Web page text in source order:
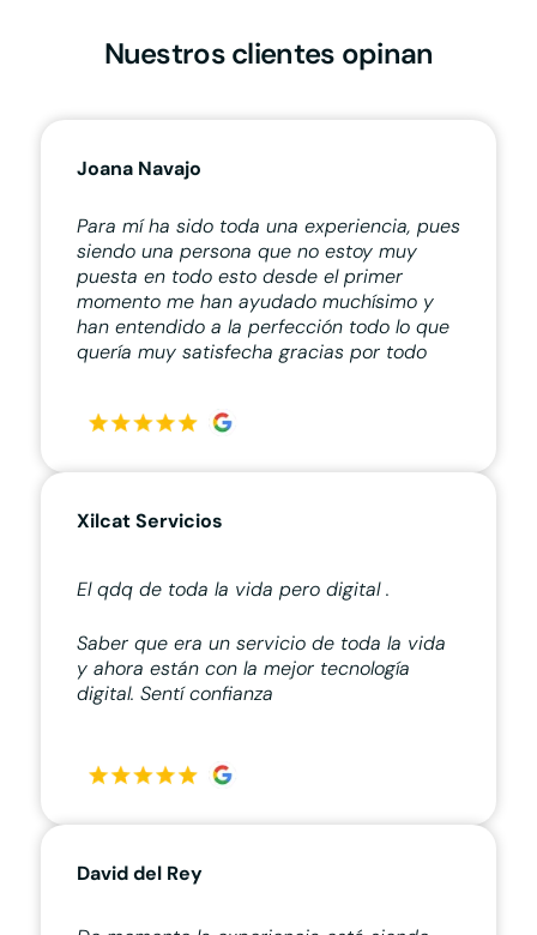
Nuestros clientes opinan
Joana Navajo
Para mí ha sido toda una experiencia, pues
siendo una persona que no estoy muy
puesta en todo esto desde el primer
momento me han ayudado muchísimo y
han entendido a la perfección todo lo que
quería muy satisfecha gracias por todo
Xilcat Servicios
El qdq de toda la vida pero digital .
Saber que era un servicio de toda la vida
y ahora están con la mejor tecnología
digital. Sentí confianza
David del Rey